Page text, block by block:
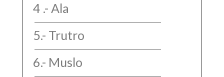
4 .- Ala
5.- Trutro
6.- Muslo